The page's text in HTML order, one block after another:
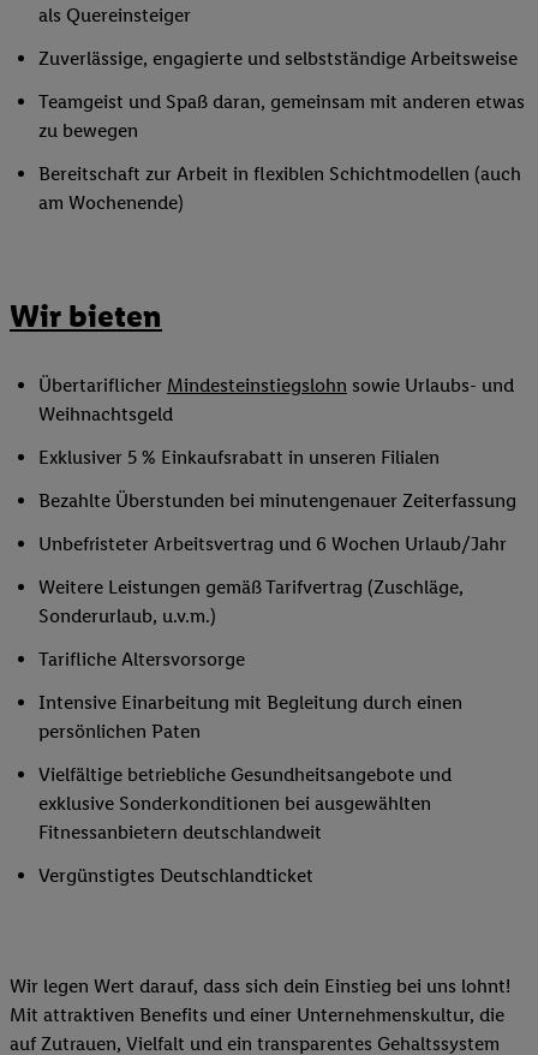
als Quereinsteiger
Zuverlässige, engagierte und selbstständige Arbeitsweise
Teamgeist und Spaß daran, gemeinsam mit anderen etwas
zu bewegen
Bereitschaft zur Arbeit in flexiblen Schichtmodellen (auch
am Wochenende)
Wir bieten
Übertariflicher Mindesteinstiegslohn sowie Urlaubs- und
Weihnachtsgeld
Exklusiver 5 % Einkaufsrabatt in unseren Filialen
Bezahlte Überstunden bei minutengenauer Zeiterfassung
Unbefristeter Arbeitsvertrag und 6 Wochen Urlaub/Jahr
Weitere Leistungen gemäß Tarifvertrag (Zuschläge,
Sonderurlaub, u.v.m.)
Tarifliche Altersvorsorge
Intensive Einarbeitung mit Begleitung durch einen
persönlichen Paten
Vielfältige betriebliche Gesundheitsangebote und
exklusive Sonderkonditionen bei ausgewählten
Fitnessanbietern deutschlandweit
Vergünstigtes Deutschlandticket
Wir legen Wert darauf, dass sich dein Einstieg bei uns lohnt!
Mit attraktiven Benefits und einer Unternehmenskultur, die
auf Zutrauen, Vielfalt und ein transparentes Gehaltssystem